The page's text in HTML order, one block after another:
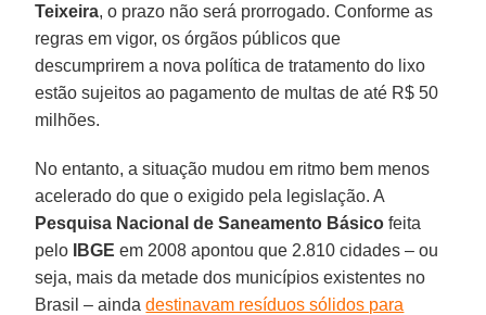
Teixeira, o prazo não será prorrogado. Conforme as
regras em vigor, os órgãos públicos que
descumprirem a nova política de tratamento do lixo
estão sujeitos ao pagamento de multas de até R$ 50
milhões.
No entanto, a situação mudou em ritmo bem menos
acelerado do que o exigido pela legislação. A
Pesquisa Nacional de Saneamento Básico feita
pelo
IBGE em 2008 apontou que 2.810 cidades – ou
seja, mais da metade dos municípios existentes no
Brasil – aindadestinavam resíduos sólidos para